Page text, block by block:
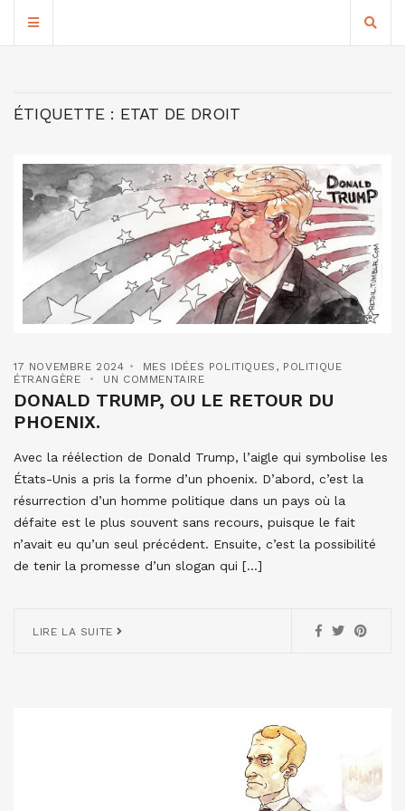
ÉTIQUETTE : ETAT DE DROIT
17 NOVEMBRE 2024 MES IDÉES POLITIQUES , POLITIQUE
ÉTRANGÈRE
UN COMMENTAIRE
DONALD TRUMP, OU LE RETOUR DU
PHOENIX.
Avec la réélection de Donald Trump, l’aigle qui symbolise les
États-Unis a pris la forme d’un phoenix. D’abord, c’est la
résurrection d’un homme politique dans un pays où la
défaite est le plus souvent sans recours, puisque le fait
n’avait eu qu’un seul précédent. Ensuite, c’est la possibilité
de tenir la promesse d’un slogan qui […]
LIRE LA SUITE